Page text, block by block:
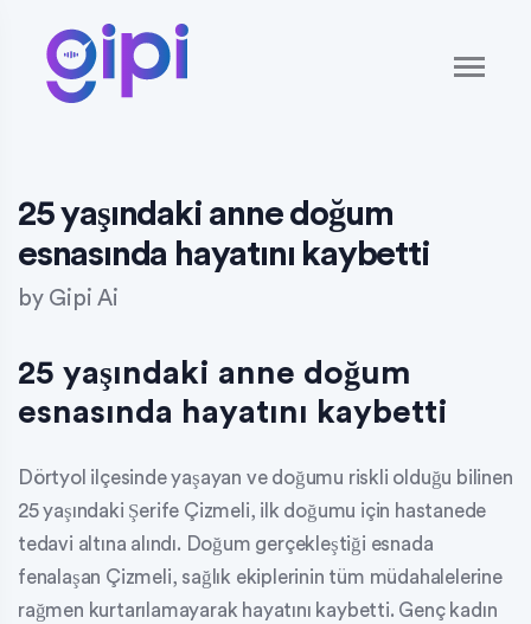
25 yaşındaki anne doğum
esnasında hayatını kaybetti
by Gipi Ai
25 yaşındaki anne doğum
esnasında hayatını kaybetti
Dörtyol ilçesinde yaşayan ve doğumu riskli olduğu bilinen
25 yaşındaki Şerife Çizmeli, ilk doğumu için hastanede
tedavi altına alındı. Doğum gerçekleştiği esnada
fenalaşan Çizmeli, sağlık ekiplerinin tüm müdahalelerine
rağmen kurtarılamayarak hayatını kaybetti. Genç kadın